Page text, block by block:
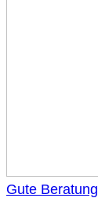
Gute Beratung